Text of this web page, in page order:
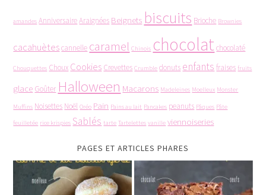
amandes AnniversaireAraignées Beignets biscuits Brioche Brownies
cacahuètescannelle caramel Chinois chocolat chocolaté
Chouquettes Choux Cookies Crevettes Crumble donuts enfants fraises fruits
glace Goûter Halloween Macarons Madeleines Moelleux Monster
Muffins Noisettes Noël Oréo Pain Pains au lait Pancakes peanuts Pâques Pâte
feuilletée rice krispies Sablés tarte Tartelettes vanille viennoiseries
PAGES ET ARTICLES PHARES